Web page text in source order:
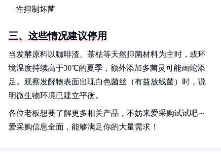
性抑制坏菌
三、这些情况建议停用
当发酵原料以咖啡渣、茶枯等天然抑菌材料为主时，或环
境温度持续高于30℃的夏季，额外添加多菌灵可能画蛇添
足。观察发酵物表面出现白色菌丝（有益放线菌）时，说
明微生物环境已建立平衡。
各位老板想要了解更多相关产品，不妨来爱采购试试吧～
爱采购信息全面，能够满足你的大量需求！